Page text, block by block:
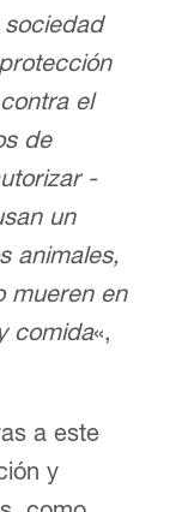
el
de
-
un
animales,
mueren en
comida«,
a este
y